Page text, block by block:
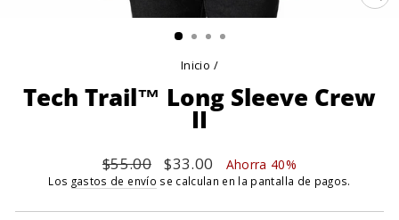
Inicio /
Tech Trail™ Long Sleeve Crew
II
Precio
habitual
$55.00
Precio
de
$33.00 Ahorra 40%
Los gastos de envío se calculan en la pantalla de pagos.